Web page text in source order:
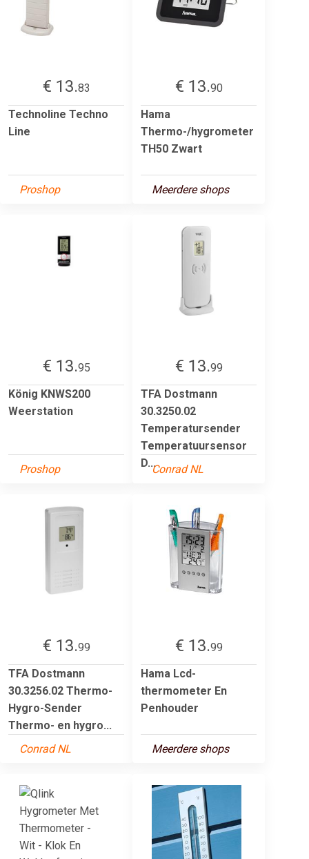
€ 13.83
Technoline Techno
Line
Proshop
€ 13.90
Hama
Thermo-/hygrometer
TH50 Zwart
Meerdere shops
€ 13.95
König KNWS200
Weerstation
Proshop
€ 13.99
TFA Dostmann
30.3250.02
Temperatursender
Temperatuursensor
D...Conrad NL
€ 13.99
TFA Dostmann
30.3256.02 Thermo-
Hygro-Sender
Thermo- en hygro...
Conrad NL
€ 13.99
Hama Lcd-
thermometer En
Penhouder
Meerdere shops